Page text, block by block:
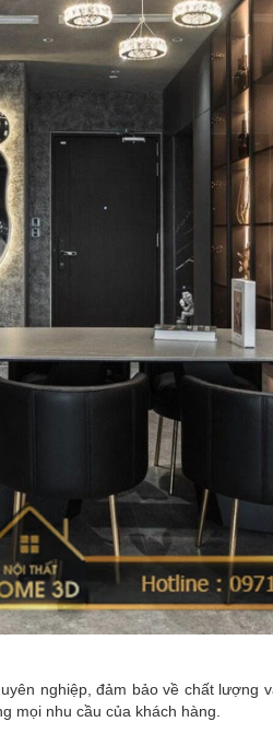
nghiệp, đảm bảo về chất lượng
mọi nhu cầu của khách hàng.